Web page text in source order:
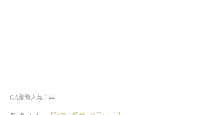
GA瀏覽人氣：44